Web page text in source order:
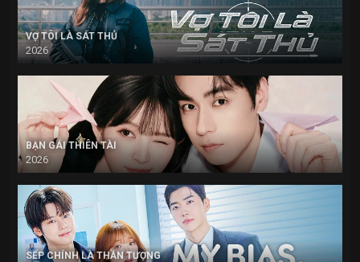
VỢ TÔI LÀ SÁT THỦ
2026
BẠN GÁI THIÊN TÀI
2026
SẾP CHÍNH LÀ THẦN TƯỢNG